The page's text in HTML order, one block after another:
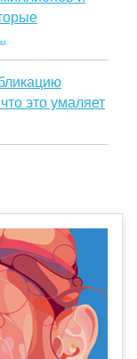
это умаляет